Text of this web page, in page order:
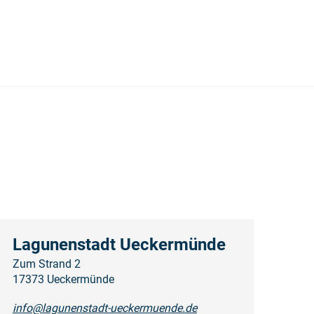
Lagunenstadt Ueckermünde
Zum Strand 2
17373 Ueckermünde
info@lagunenstadt-ueckermuende.de